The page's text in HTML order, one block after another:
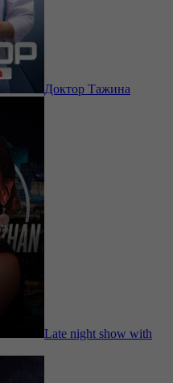
Доктор Тажина
Late night show with